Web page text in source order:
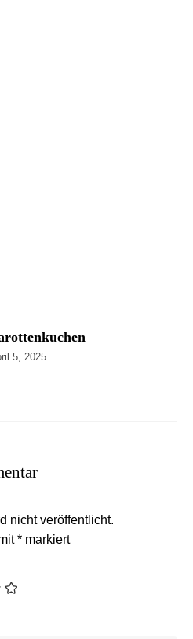
5, 2025
nicht veröffentlicht.
* markiert